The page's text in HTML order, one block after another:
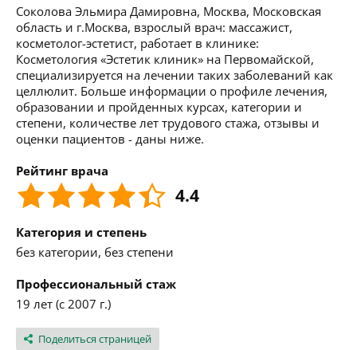
Соколова Эльмира Дамировна, Москва, Московская
область и г.Москва, взрослый врач: массажист,
косметолог-эстетист, работает в клинике:
Косметология «Эстетик клиник» на Первомайской,
специализируется на лечении таких заболеваний как
целлюлит. Больше информации о профиле лечения,
образовании и пройденных курсах, категории и
степени, количестве лет трудового стажа, отзывы и
оценки пациентов - даны ниже.
Рейтинг врача
4.4
Категория и степень
без категории, без степени
Профессиональный стаж
19 лет (с 2007 г.)
Поделиться страницей